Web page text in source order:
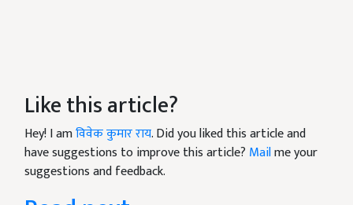
Like this article?
Hey! I amविवेक कुमार राय. Did you liked this article and
have suggestions to improve this article? Mailme your
suggestions and feedback.